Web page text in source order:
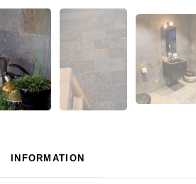
INFORMATION